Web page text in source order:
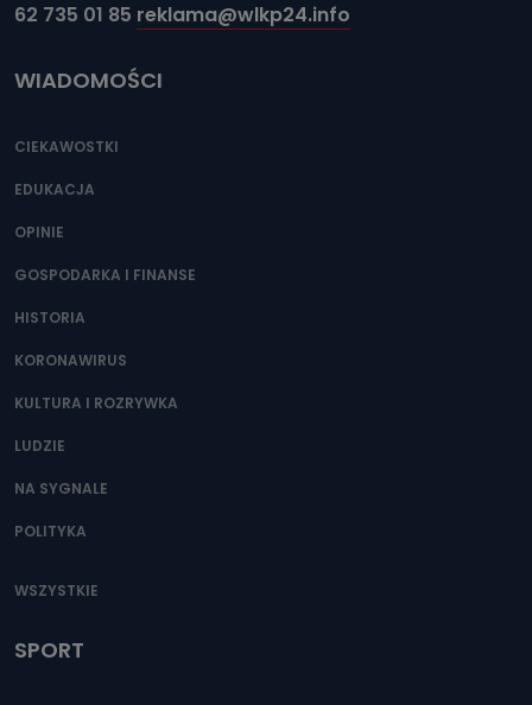
62 735 01 85 reklama@wlkp24.info
WIADOMOŚCI
CIEKAWOSTKI
EDUKACJA
OPINIE
GOSPODARKA I FINANSE
HISTORIA
KORONAWIRUS
KULTURA I ROZRYWKA
LUDZIE
NA SYGNALE
POLITYKA
WSZYSTKIE
SPORT